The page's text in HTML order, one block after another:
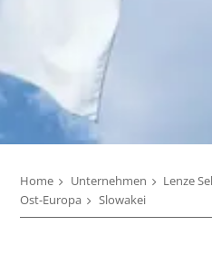
Home Unternehmen
Lenze
Ost-Europa
Slowakei